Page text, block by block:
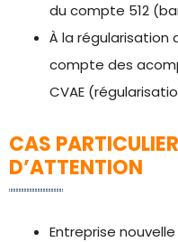
du compte 512
À la régularisation
compte des
CVAE
CAS
D’ATTENTION
Entreprise